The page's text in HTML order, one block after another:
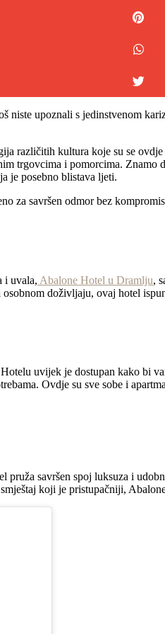
niste upoznali s jedinstvenom
različitih kultura koje su se
trgovcima i pomorcima.
je posebno blistava ljeti.
za savršen odmor bez
i uvala, Abalone Hotel u Dramlju,
doživljaju, ovaj hotel
uvijek je dostupan kako bi
Ovdje su sve sobe i
savršen spoj luksuza i
koji je pristupačniji,